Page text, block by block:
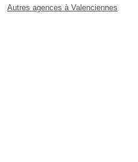
Autres agences à Valenciennes